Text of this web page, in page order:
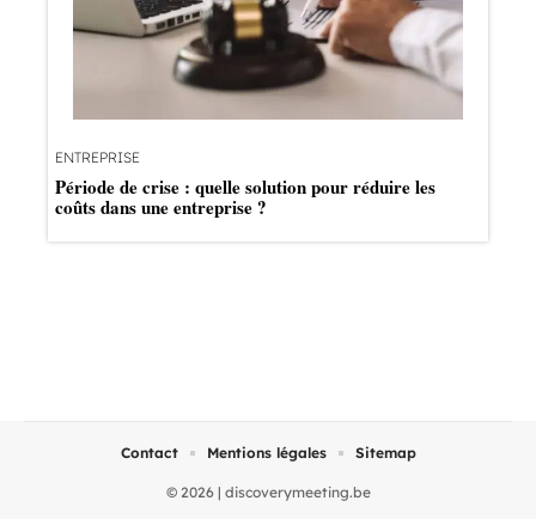
ENTREPRISE
Période de crise : quelle solution pour réduire les
coûts dans une entreprise ?
© 2026 | discoverymeeting.be
Contact Mentions légales Sitemap